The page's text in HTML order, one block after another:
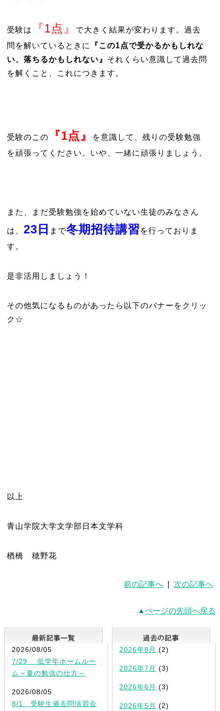
受験は 『1点』
で大きく結果が変わります。過去
問を解いているときに
『この1点で受かるかもしれな
い、落ちるかもしれない』 それくらい意識して過去問
を解くこと、これにつきます。
受験のこの 『1点』
を意識して、残りの受験勉強
を頑張ってください。いや、一緒に頑張りましょう。
また、まだ受験勉強を始めていない生徒のみなさん
は、 23日 まで冬期招待講習 を行っておりま
す。
是非活用しましょう！
その他気になるものがあったら以下のバナーをクリッ
ク☆
以上
青山学院大学文学部日本文学科
楢橋 穂野花
前の記事へ 次の記事へ
ページの先頭へ戻る
最新記事一覧
2026/08/05
7/29 低学年ホームルー
ム～夏の勉強の仕方～
2026/08/05
8/1 受験生過去問演習会
2026年8月 (2)
2026年7月 (3)
2026年6月 (3)
2026年5月 (2)